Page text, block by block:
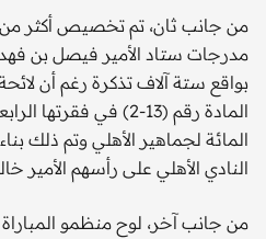
مدرجات ستاد الأمير فيصل بن فهد
بواقع ستة آلاف تذكرة رغم أن
المائة لجماهير الأهلي وتم ذلك
النادي الأهلي على رأسهم الأمير
من جانب آخر، لوح منظمو